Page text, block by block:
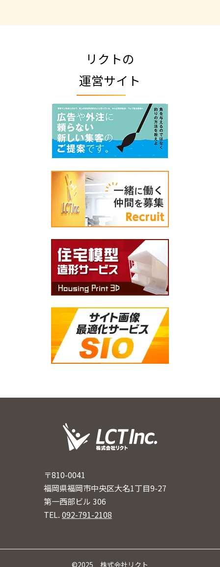
リクトの
運営サイト
〒810-0041
福岡県福岡市中央区大名1丁目9-27
第一西部ビル 306
TEL.092-791-2108
©2025 株式会社リクト